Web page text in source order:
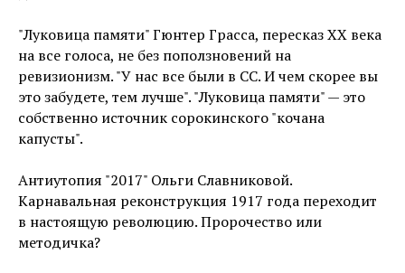
"Луковица памяти" Гюнтер Грасса, пересказ ХХ века
на все голоса, не без поползновений на
ревизионизм. "У нас все были в СС. И чем скорее вы
это забудете, тем лучше". "Луковица памяти" — это
собственно источник сорокинского "кочана
капусты".
Антиутопия "2017" Ольги Славниковой.
Карнавальная реконструкция 1917 года переходит
в настоящую революцию. Пророчество или
методичка?